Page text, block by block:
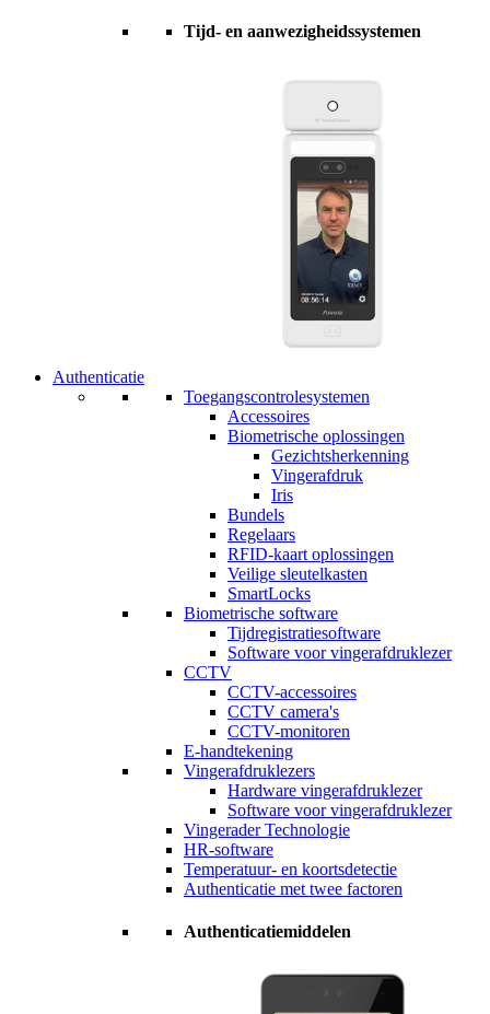
Tijd- en aanwezigheidssystemen
Authenticatie
Toegangscontrolesystemen
Accessoires
Biometrische oplossingen
Gezichtsherkenning
Vingerafdruk
Iris
Bundels
Regelaars
RFID-kaart oplossingen
Veilige sleutelkasten
SmartLocks
Biometrische software
Tijdregistratiesoftware
Software voor vingerafdruklezer
CCTV
CCTV-accessoires
CCTV camera's
CCTV-monitoren
E-handtekening
Vingerafdruklezers
Hardware vingerafdruklezer
Software voor vingerafdruklezer
Vingerader Technologie
HR-software
Temperatuur- en koortsdetectie
Authenticatie met twee factoren
Authenticatiemiddelen